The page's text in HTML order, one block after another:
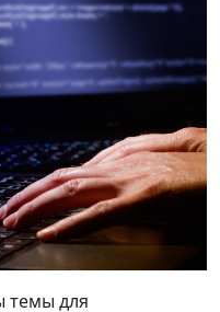
темы для